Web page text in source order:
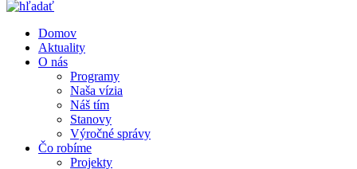
Domov
Aktuality
O nás
Programy
Naša vízia
Náš tím
Stanovy
Výročné správy
Čo robíme
Projekty